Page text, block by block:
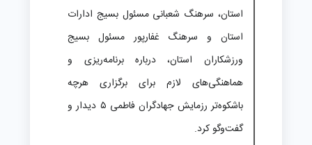
استان، سرهنگ شعبانی مسئول بسیج ادارات
استان و سرهنگ غفارپور مسئول بسیج
ورزشکاران استان، درباره برنامه‌ریزی و
هماهنگی‌های لازم برای برگزاری هرچه
باشکوه‌تر رزمایش جهادگران فاطمی ۵ دیدار و
گفت‌وگو کرد.